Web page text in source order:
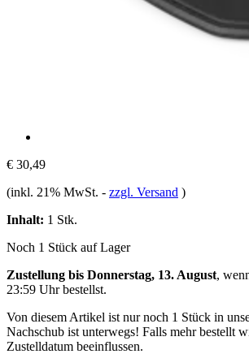
€ 30,49
(inkl. 21% MwSt. - zzgl. Versand )
Inhalt: 1 Stk.
Noch 1 Stück auf Lager
Zustellung bis Donnerstag, 13. August,
23:59 Uhrbestellst.
Von diesem Artikel ist nur noch 1 Stück in
Nachschub ist unterwegs! Falls mehr bestellt
Zustelldatum beeinflussen.